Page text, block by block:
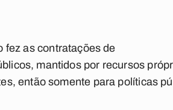
fez as contratações de
mantidos por recursos
então somente para políticas